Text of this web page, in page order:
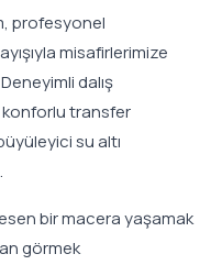
profesyonel
misafirlerimize
dalış
transfer
su altı
bir macera yaşamak
görmek